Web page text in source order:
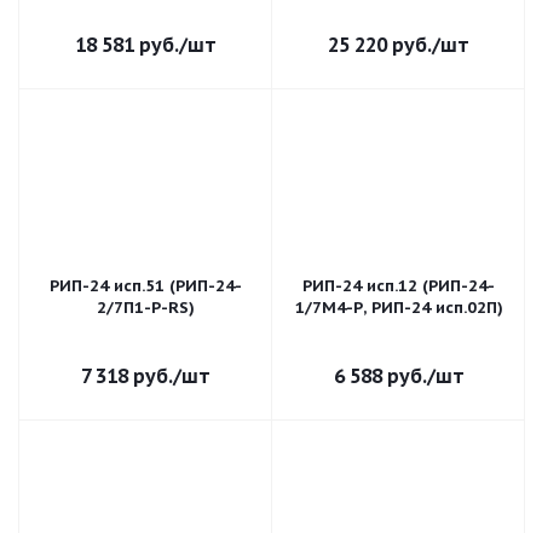
18 581 руб./шт 25 220руб./шт
РИП-24 исп.51 (РИП-24-
2/7П1-Р-RS)
7 318руб./шт
РИП-24 исп.12 (РИП-24-
1/7М4-Р, РИП-24 исп.02П)
6 588руб./шт